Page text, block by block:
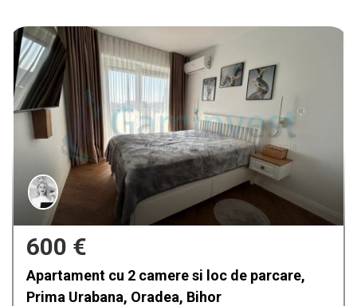
550 €
Wohnung mit 3 Zimmern Onestilor, Oradea,
Bihor